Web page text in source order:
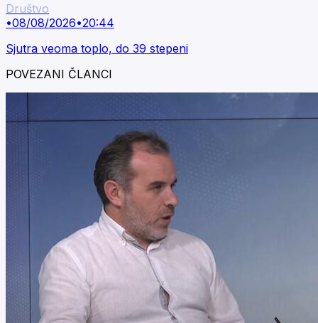
Društvo
•08/08/2026•20:44
Sjutra veoma toplo, do 39 stepeni
POVEZANI ČLANCI